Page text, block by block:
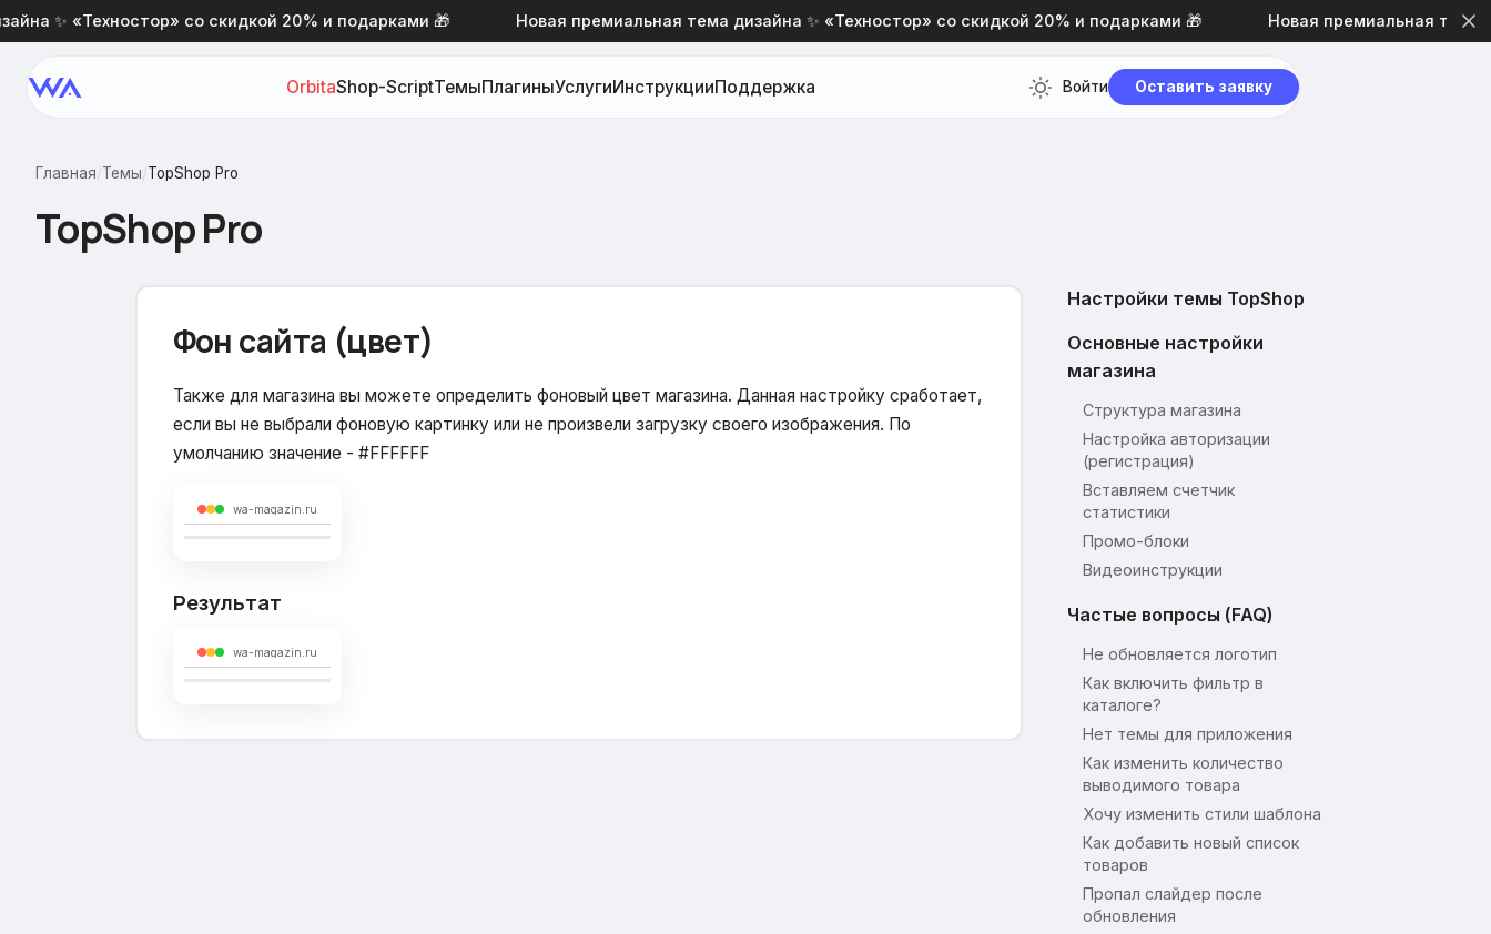
✨ «Техностор» со скидкой 20% и подарками 🎁 Новая премиальная тема дизайна ✨ «Техностор» со скидкой 20% и подарками 🎁 Новая премиальная тема
OrbitaShop-ScriptТемыПлагиныУслугиИнструкцииПоддержка Войти Оставить заявку
Главная/Темы/TopShop Pro
TopShop Pro
Настройки темы TopShop
Основные настройки
магазина
Структура магазина
Настройка авторизации
(регистрация)
Вставляем счетчик
статистики
Промо-блоки
Видеоинструкции
Частые вопросы (FAQ)
Не обновляется логотип
Как включить фильтр в
каталоге?
Нет темы для приложения
Как изменить количество
выводимого товара
Хочу изменить стили шаблона
Как добавить новый список
товаров
Пропал слайдер после
обновления
Фон сайта (цвет)
Также для магазина вы можете определить фоновый цвет магазина. Данная настройку сработает,
если вы не выбрали фоновую картинку или не произвели загрузку своего изображения. По
умолчанию значение - #FFFFFF
wa-magazin.ru
Результат
wa-magazin.ru